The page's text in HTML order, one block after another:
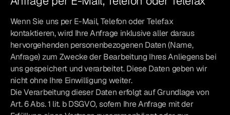
Wenn Sie uns per E-Mail, Telefon oder Telefax
kontaktieren, wird Ihre Anfrage inklusive aller daraus
hervorgehenden personenbezogenen Daten (Name,
Anfrage) zum Zwecke der Bearbeitung Ihres Anliegens bei
uns gespeichert und verarbeitet. Diese Daten geben wir
nicht ohne Ihre Einwilligung weiter.
Die Verarbeitung dieser Daten erfolgt auf Grundlage von
Art. 6 Abs. 1 lit. b DSGVO, sofern Ihre Anfrage mit der